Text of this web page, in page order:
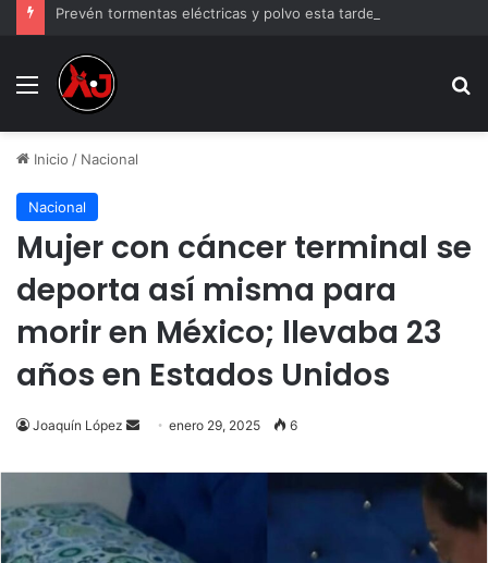
Menu
Inicio / Nacional
Nacional
Mujer con cáncer terminal se
deporta así misma para
morir en México; llevaba 23
años en Estados Unidos
Joaquín López
Send
email
enero 29, 2025 6